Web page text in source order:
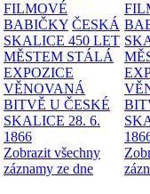
FILMOVÉ
BABIČKY ČESKÁ
SKALICE 450 LET
MĚSTEM STÁLÁ
EXPOZICE
VĚNOVANÁ
BITVĚ U ČESKÉ
SKALICE 28. 6.
1866
Zobrazit všechny
záznamy ze dne